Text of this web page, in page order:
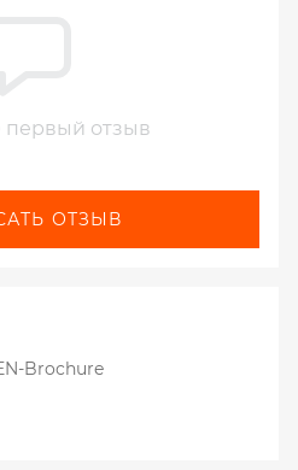
первый отзыв
ОТЗЫВ
Brochure